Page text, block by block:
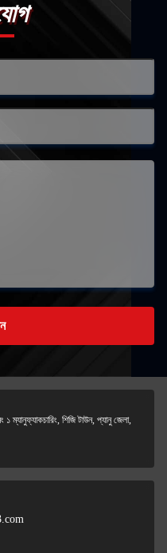
১ ম্যানুফ্যাকচারিং, শিজি টাউন, প্যানু জেলা,